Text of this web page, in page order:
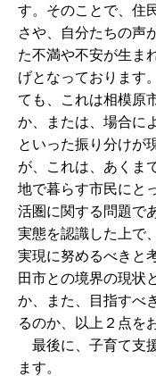
す。そのことで、住
さや、自分たちの声
た不満や不安が生ま
げとなっております
ても、これは相模原
か、または、場合に
といった振り分けが
が、これは、あくま
地で暮らす市民にと
活圏に関する問題で
実態を認識した上で
実現に努めるべきと
田市との境界の現状
か、また、目指すべ
るのか、以上２点を
最後に、子育て支
ます。